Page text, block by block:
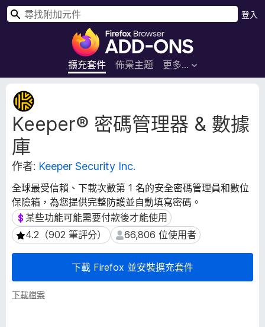
F
r
e
x
瀏
器
加
元
件
擴充套件 佈景主題 更多…
登入
搜
Keeper® 密碼管理器 & 數據
庫
作者: Keeper Security Inc.
全球最受信賴、下載次數第 1 名的安全密碼管理員和數位
保險箱，為您提供完整防護並自動填寫密碼。
某些功能可能需要付款後才能使用
某些功能可能需要付款後才能使用
4.2（902 筆評分）
4.2（902 筆評分） 66,806 位使用者
66,806 位使用者
下載 Firefox 並安裝擴充套件
下載檔案
擴
充
套
件
後
設
資
料